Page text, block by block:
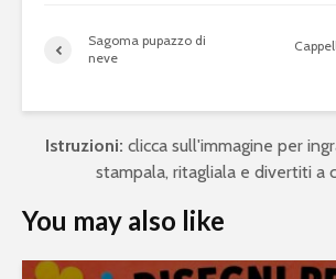
Sagoma pupazzo di
neve
Istruzioni: clicca sull'immagine per
stampala, ritagliala e divertiti a
You may also like